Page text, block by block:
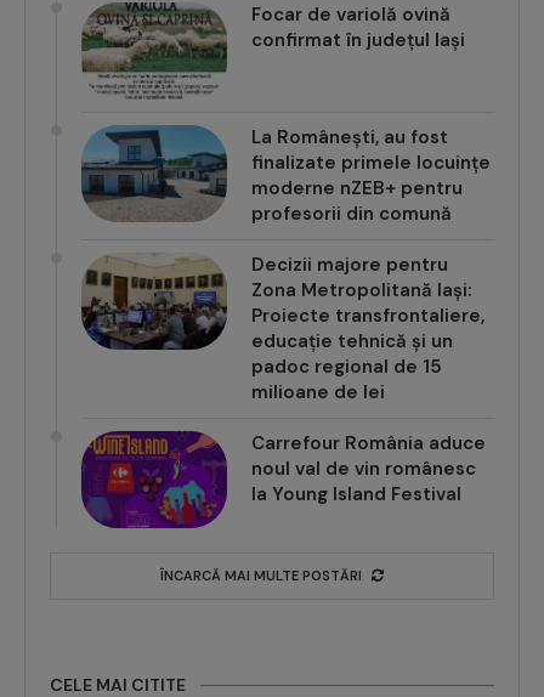
Focar de variolă ovină
confirmat în județul Iași
La Românești, au fost
finalizate primele locuințe
moderne nZEB+ pentru
profesorii din comună
Decizii majore pentru
Zona Metropolitană Iași:
Proiecte transfrontaliere,
educație tehnică și un
padoc regional de 15
milioane de lei
Carrefour România aduce
noul val de vin românesc
la Young Island Festival
ÎNCARCĂ MAI MULTE POSTĂRI
CELE MAI CITITE